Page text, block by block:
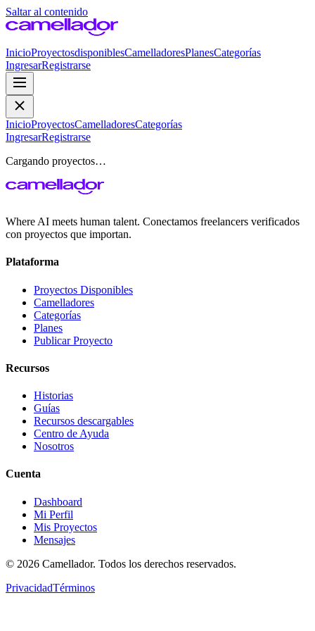
Saltar al contenido
InicioProyectosdisponiblesCamelladoresPlanesCategorías
IngresarRegistrarse
InicioProyectosCamelladoresCategorías
IngresarRegistrarse
Cargando proyectos…
Where AI meets human talent. Conectamos freelancers verificados
con proyectos que importan.
Plataforma
Proyectos Disponibles
Camelladores
Categorías
Planes
Publicar Proyecto
Recursos
Historias
Guías
Recursos descargables
Centro de Ayuda
Nosotros
Cuenta
Dashboard
Mi Perfil
Mis Proyectos
Mensajes
© 2026 Camellador. Todos los derechos reservados.
PrivacidadTérminos